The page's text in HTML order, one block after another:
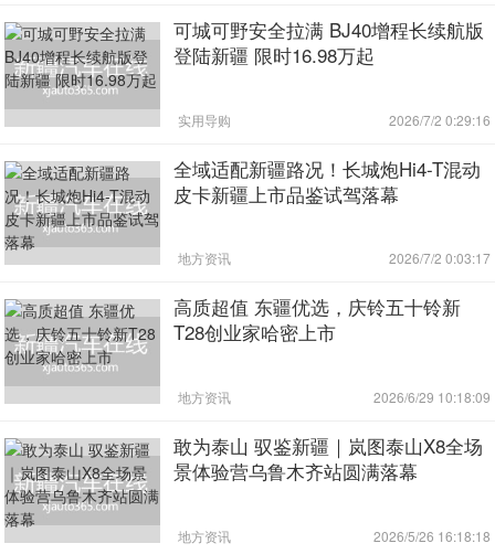
可城可野安全拉满 BJ40增程长续航版
登陆新疆 限时16.98万起
实用导购 2026/7/2 0:29:16
全域适配新疆路况！长城炮Hi4-T混动
皮卡新疆上市品鉴试驾落幕
地方资讯 2026/7/2 0:03:17
高质超值 东疆优选，庆铃五十铃新
T28创业家哈密上市
地方资讯 2026/6/29 10:18:09
敢为泰山 驭鉴新疆｜岚图泰山X8全场
景体验营乌鲁木齐站圆满落幕
地方资讯 2026/5/26 16:18:18